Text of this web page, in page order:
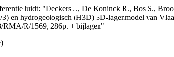
luidt: "Deckers J., De Koninck R., Bos S.,
en hydrogeologisch (H3D) 3D-lagenmodel van
RMA/R/1569, 286p. + bijlagen"